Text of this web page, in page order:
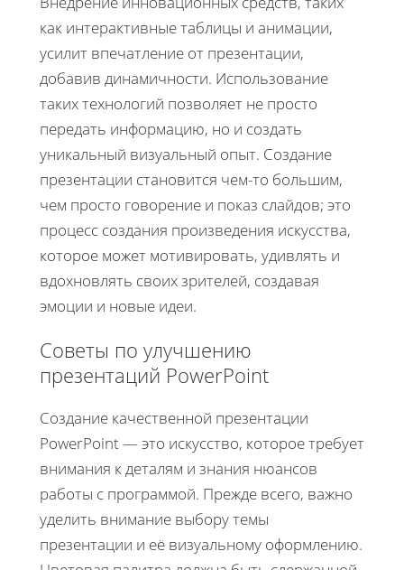
как интерактивные таблицы и анимации,
усилит впечатление от презентации,
добавив динамичности. Использование
таких технологий позволяет не просто
передать информацию, но и создать
уникальный визуальный опыт. Создание
презентации становится чем-то большим,
чем просто говорение и показ слайдов; это
процесс создания произведения искусства,
которое может мотивировать, удивлять и
вдохновлять своих зрителей, создавая
эмоции и новые идеи.
Советы по улучшению
презентаций PowerPoint
Создание качественной презентации
PowerPoint — это искусство, которое требует
внимания к деталям и знания нюансов
работы с программой. Прежде всего, важно
уделить внимание выбору темы
презентации и её визуальному оформлению.